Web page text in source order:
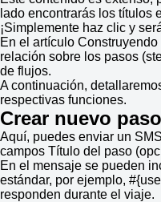
lado encontrarás los títulos
¡Simplemente haz clic y
En el artículo
relación sobre los pasos
de flujos.
A continuación,
respectivas funciones.
Crear nuevo
Aquí, puedes enviar un
campos Título del paso
En el mensaje se pueden
estándar, por ejemplo,
responden durante el viaje.